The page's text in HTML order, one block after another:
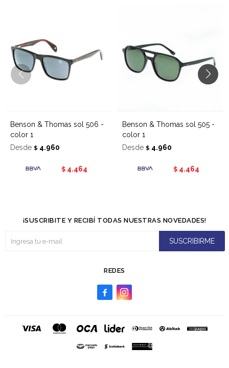
Benson & Thomas sol 506 -
color 1
Desde $ 4.960
$ 4.464
Benson & Thomas sol 505 -
color 1
Desde $ 4.960
$ 4.464
REDES
 
¡SUSCRIBITE Y RECIBÍ TODAS NUESTRAS NOVEDADES!
SUSCRIBIRME